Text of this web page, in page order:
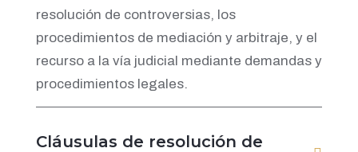
resolución de controversias, los
procedimientos de mediación y arbitraje, y el
recurso a la vía judicial mediante demandas y
procedimientos legales.
Cláusulas de resolución de